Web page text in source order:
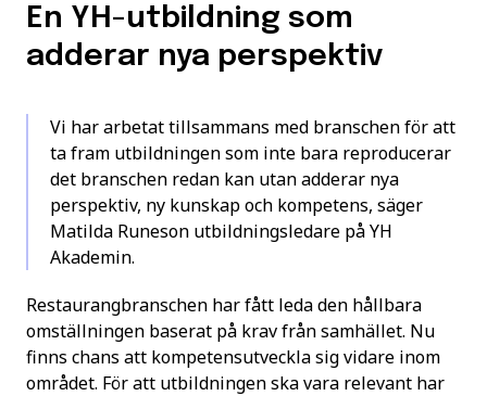
En YH-utbildning som
adderar nya perspektiv
Vi har arbetat tillsammans med branschen för att
ta fram utbildningen som inte bara reproducerar
det branschen redan kan utan adderar nya
perspektiv, ny kunskap och kompetens, säger
Matilda Runeson utbildningsledare på YH
Akademin.
Restaurangbranschen har fått leda den hållbara
omställningen baserat på krav från samhället. Nu
finns chans att kompetensutveckla sig vidare inom
området. För att utbildningen ska vara relevant har